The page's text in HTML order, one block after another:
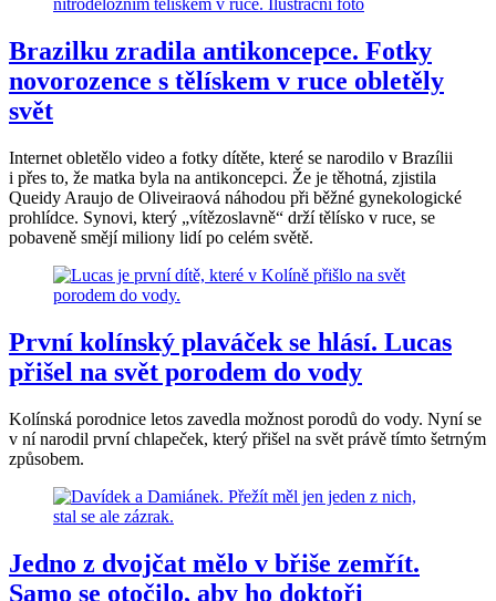
Brazilku zradila antikoncepce. Fotky
novorozence s tělískem v ruce obletěly
svět
Internet obletělo video a fotky dítěte, které se narodilo v Brazílii
i přes to, že matka byla na antikoncepci. Že je těhotná, zjistila
Queidy Araujo de Oliveiraová náhodou při běžné gynekologické
prohlídce. Synovi, který „vítězoslavně“ drží tělísko v ruce, se
pobaveně smějí miliony lidí po celém světě.
První kolínský plaváček se hlásí. Lucas
přišel na svět porodem do vody
Kolínská porodnice letos zavedla možnost porodů do vody. Nyní se
v ní narodil první chlapeček, který přišel na svět právě tímto šetrným
způsobem.
Jedno z dvojčat mělo v břiše zemřít.
Samo se otočilo, aby ho doktoři